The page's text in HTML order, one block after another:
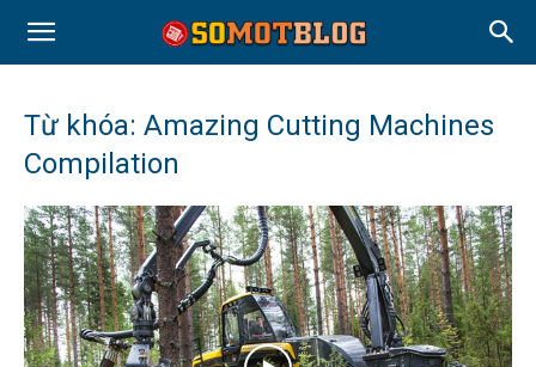
Từ khóa: Amazing Cutting Machines
Compilation